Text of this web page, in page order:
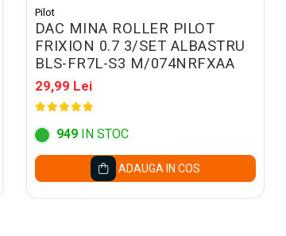
Pilot
DAC MINA ROLLER PILOT
FRIXION 0.7 3/SET ALBASTRU
BLS-FR7L-S3 M/074NRFXAA
29,99 Lei
949IN STOC
ADAUGA IN COS